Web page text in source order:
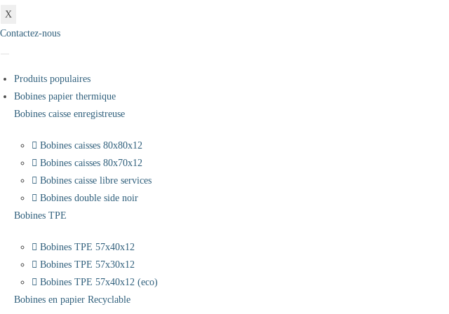
X
Contactez-nous
Produits populaires
Bobines papier thermique
Bobines caisse enregistreuse
Bobines caisses 80x80x12
Bobines caisses 80x70x12
Bobines caisse libre services
Bobines double side noir
Bobines TPE
Bobines TPE 57x40x12
Bobines TPE 57x30x12
Bobines TPE 57x40x12 (eco)
Bobines en papier Recyclable